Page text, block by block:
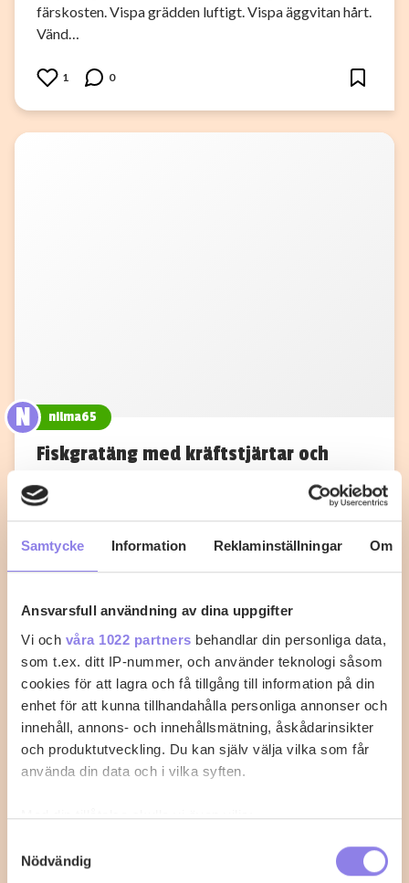
Samtycke Information Reklaminställningar Om
Ansvarsfull användning av dina uppgifter
Vi och våra 1022 partners behandlar din personliga data,
som t.ex. ditt IP-nummer, och använder teknologi såsom
cookies för att lagra och få tillgång till information på din
enhet för att kunna tillhandahålla personliga annonser och
innehåll, annons- och innehållsmätning, åskådarinsikter
och produktutveckling. Du kan själv välja vilka som får
använda din data och i vilka syften.
Med din tillåtelse skulle vi även vilja:
som kan ha en noggrannhet på upp till flera meter
Nödvändig
färskosten. Vispa grädden luftigt. Vispa äggvitan hårt.
Vänd…
1 0
N nilma65
Fiskgratäng med kräftstjärtar och
tomatsås
Med det här receptet går det inte att misslyckas med
fisken.